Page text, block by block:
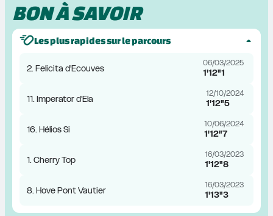
BON À SAVOIR
Les plus rapides sur le parcours
2. Felicita d'Ecouves 06/03/2025
1'12"1
11. Imperator d'Ela 12/10/2024
1'12"5
16. Hélios Si 10/06/2024
1'12"7
1. Cherry Top 16/03/2023
1'12"8
8. Hove Pont Vautier 16/03/2023
1'13"3